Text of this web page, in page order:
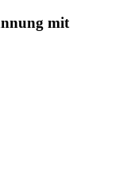
mit